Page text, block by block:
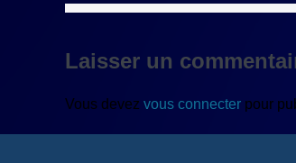
Laisser un
Vous devez vous connecter pour